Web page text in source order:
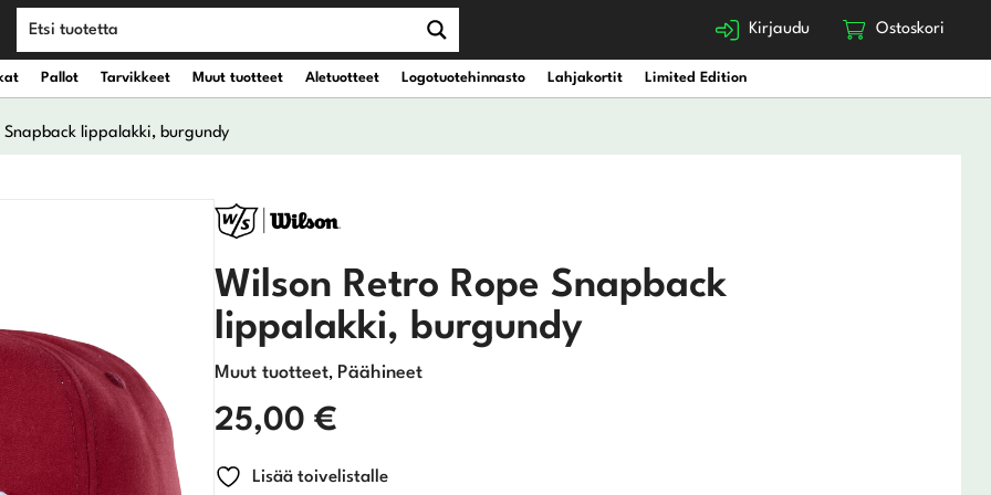
Kirjaudu Ostoskori
Rautamailat
Wedget
Putterit
Pallot Tarvikkeet Muut tuotteet Aletuotteet Logotuotehinnasto Lahjakortit Limited Edition
lippalakki, burgundy
Wilson Retro Rope Snapback
lippalakki, burgundy
Muut tuotteet, Päähineet
25,00 €
Lisää toivelistalle